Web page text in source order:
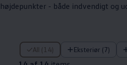
højdepunkter - både indvendigt og
All (14) Eksteriør (7)
14 af 14 items